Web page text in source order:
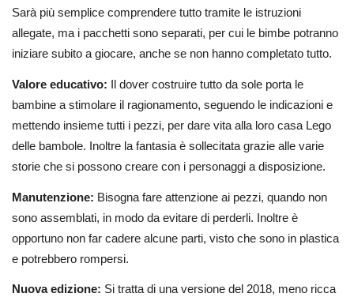
Sarà più semplice comprendere tutto tramite le istruzioni
allegate, ma i pacchetti sono separati, per cui le bimbe potranno
iniziare subito a giocare, anche se non hanno completato tutto.
Valore educativo: Il dover costruire tutto da sole porta le
bambine a stimolare il ragionamento, seguendo le indicazioni e
mettendo insieme tutti i pezzi, per dare vita alla loro casa Lego
delle bambole. Inoltre la fantasia è sollecitata grazie alle varie
storie che si possono creare con i personaggi a disposizione.
Manutenzione: Bisogna fare attenzione ai pezzi, quando non
sono assemblati, in modo da evitare di perderli. Inoltre è
opportuno non far cadere alcune parti, visto che sono in plastica
e potrebbero rompersi.
Nuova edizione: Si tratta di una versione del 2018, meno ricca